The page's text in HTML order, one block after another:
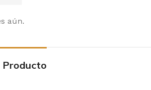
aún.
Producto